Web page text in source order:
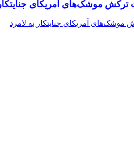
موشک‌های آمریکای جنایتکار